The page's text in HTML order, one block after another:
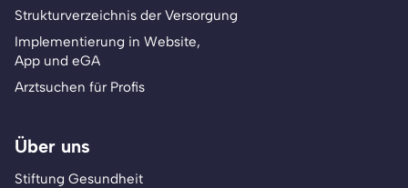
Strukturverzeichnis der Versorgung
Implementierung in Website,
App und eGA
Arztsuchen für Profis
Über uns
Stiftung Gesundheit